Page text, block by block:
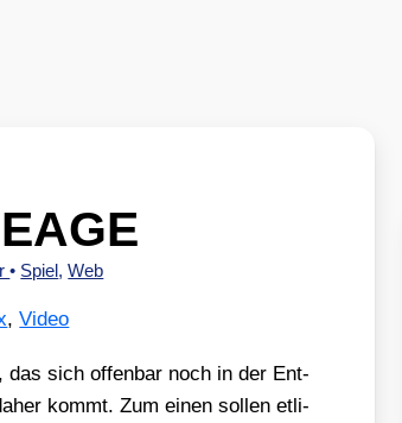
• Spiel,Web
,Video
das sich offen­bar noch in der Ent­
kommt. Zum einen sol­len etli­